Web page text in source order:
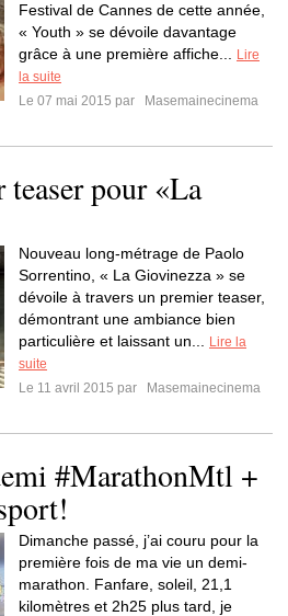
Festival de Cannes de cette année,
« Youth » se dévoile davantage
grâce à une première affiche...
Lire
la suite
Le 07 mai 2015 par
Masemainecinema
pour «La
Nouveau long-métrage de Paolo
Sorrentino, « La Giovinezza » se
dévoile à travers un premier teaser,
démontrant une ambiance bien
particulière et laissant un...
Lire la
suite
Le 11 avril 2015 par
Masemainecinema
#MarathonMtl +
Dimanche passé, j’ai couru pour la
première fois de ma vie un demi-
marathon. Fanfare, soleil, 21,1
kilomètres et 2h25 plus tard, je